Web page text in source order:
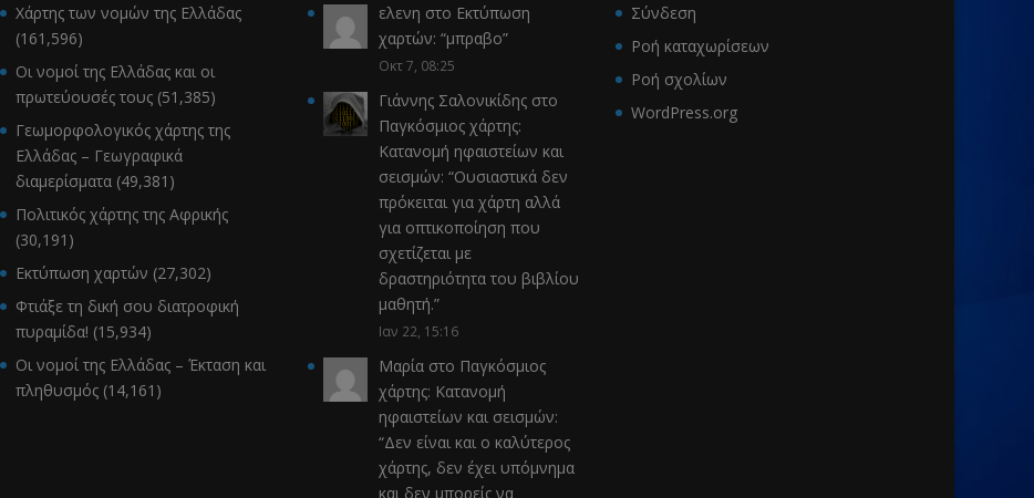
Χάρτης των νομών της Ελλάδας
(161,596)
Οι νομοί της Ελλάδας και οι
πρωτεύουσές τους (51,385)
Γεωμορφολογικός χάρτης της
Ελλάδας – Γεωγραφικά
διαμερίσματα (49,381)
Πολιτικός χάρτης της Αφρικής
(30,191)
Εκτύπωση χαρτών (27,302)
Φτιάξε τη δική σου διατροφική
πυραμίδα! (15,934)
Οι νομοί της Ελλάδας – Έκταση και
πληθυσμός (14,161)
ελενη στο Εκτύπωση
χαρτών: “μπραβο”
Οκτ 7, 08:25
Γιάννης Σαλονικίδης στο
Παγκόσμιος χάρτης:
Κατανομή ηφαιστείων και
σεισμών: “Ουσιαστικά δεν
πρόκειται για χάρτη αλλά
για οπτικοποίηση που
σχετίζεται με
δραστηριότητα του βιβλίου
μαθητή.”
Ιαν 22, 15:16
Μαρία στο Παγκόσμιος
χάρτης: Κατανομή
ηφαιστείων και σεισμών:
“Δεν είναι και ο καλύτερος
χάρτης, δεν έχει υπόμνημα
και δεν μπορείς να
Σύνδεση
Ροή καταχωρίσεων
Ροή σχολίων
WordPress.org